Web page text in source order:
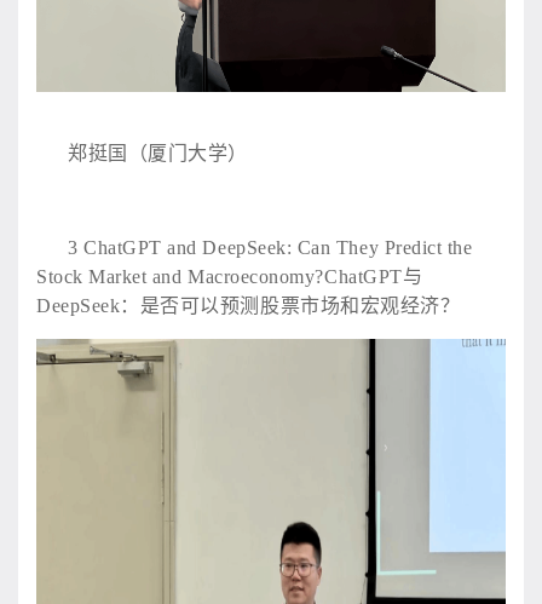
郑挺国（厦门大学）
3 ChatGPT and DeepSeek: Can They Predict the
Stock Market and Macroeconomy?ChatGPT与
DeepSeek：是否可以预测股票市场和宏观经济？